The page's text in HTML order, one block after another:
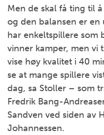
Men de skal få ting til
og den balansen er en
har enkeltspillere som
vinner kamper, men vi
vise høy kvalitet i 40
se at mange spillere
dag, sa Stoller – som
Fredrik Bang-
Sandven ved siden av
Johannessen.